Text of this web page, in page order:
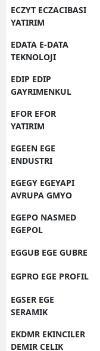
ECZYT ECZACIBASI
YATIRIM
EDATA E-DATA
TEKNOLOJI
EDIP EDIP
GAYRIMENKUL
EFOR EFOR
YATIRIM
EGEEN EGE
ENDUSTRI
EGEGY EGEYAPI
AVRUPA GMYO
EGEPO NASMED
EGEPOL
EGGUB EGE GUBRE
EGPRO EGE PROFIL
EGSER EGE
SERAMIK
EKDMR EKINCILER
DEMIR CELIK